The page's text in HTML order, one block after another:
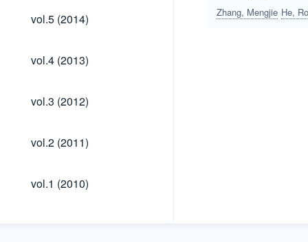
vol.5
(2014)
vol.5 (2014)
vol.4
(2013)
vol.4 (2013)
vol.3
(2012)
vol.3 (2012)
vol.2
(2011)
vol.2 (2011)
vol.1
(2010)
vol.1 (2010)
Zhang, Mengjie He,